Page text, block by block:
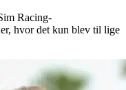
Racing-
hvor det kun blev til lige